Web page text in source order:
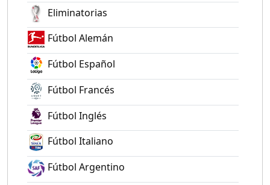
Eliminatorias
Fútbol Alemán
Fútbol Español
Fútbol Francés
Fútbol Inglés
Fútbol Italiano
Fútbol Argentino